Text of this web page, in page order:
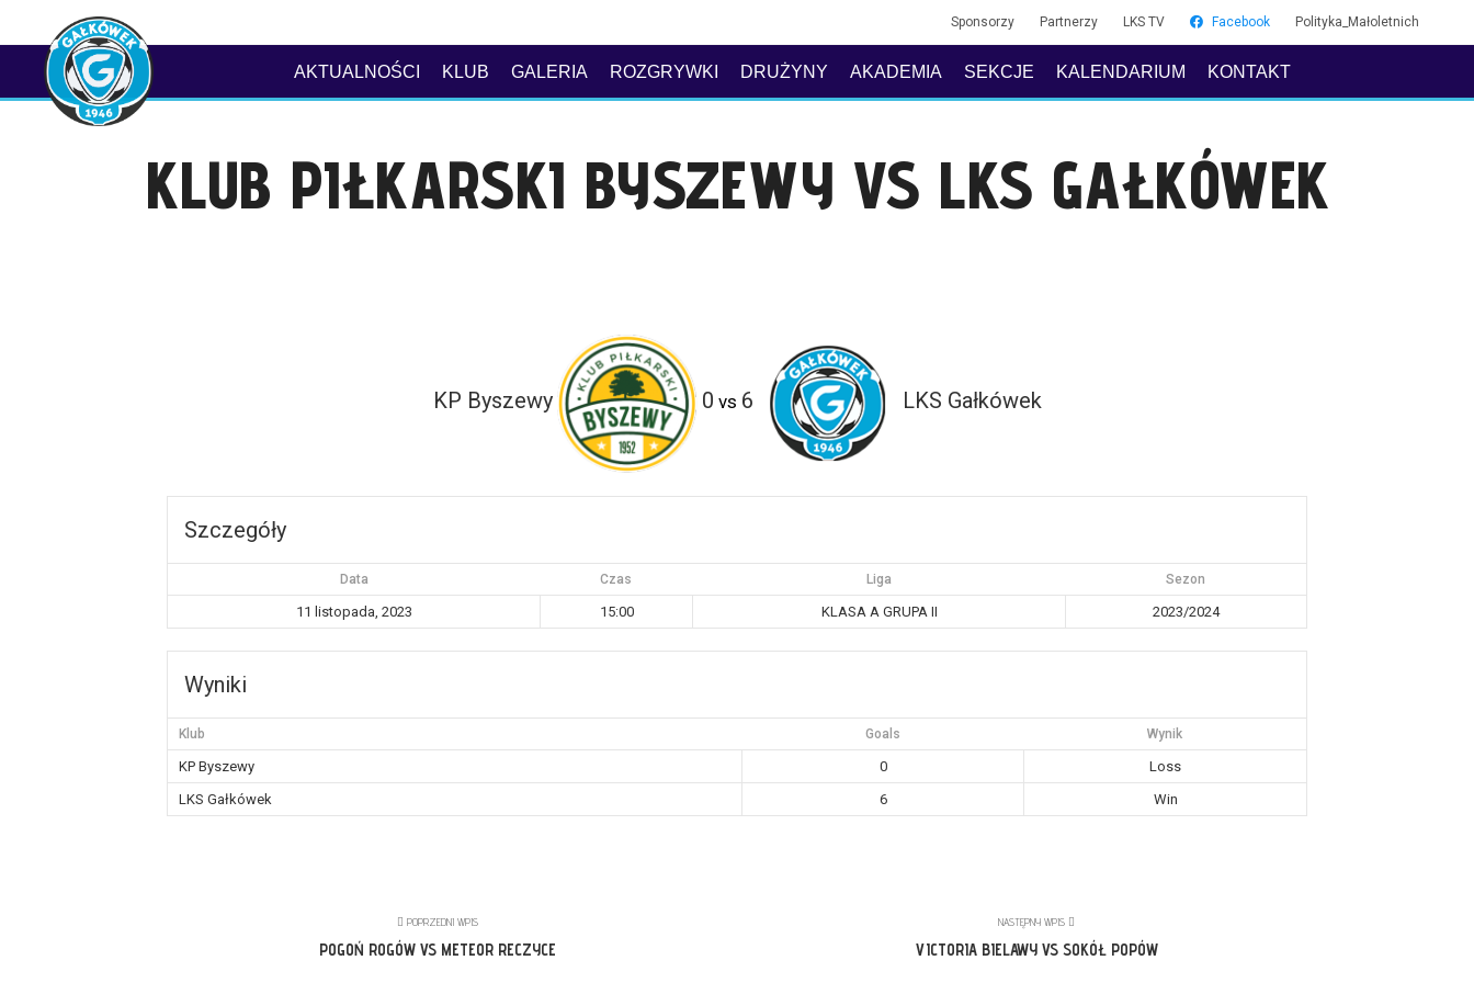
Sponsorzy Partnerzy LKS TV Facebook Polityka_Małoletnich
AKTUALNOŚCI KLUB GALERIA ROZGRYWKI DRUŻYNY AKADEMIA SEKCJE KALENDARIUM KONTAKT
KLUB PIŁKARSKI BYSZEWY VS LKS GAŁKÓWEK
KP Byszewy 0 vs 6 LKS Gałkówek
Szczegóły
Data Czas Liga Sezon
11 listopada, 2023 15:00 KLASA A GRUPA II 2023/2024
Wyniki
Klub Goals Wynik
KP Byszewy 0
Loss
LKS Gałkówek
6 Win
POPRZEDNI WPIS
POGOŃ ROGÓW VS METEOR RECZYCE
NASTĘPNY WPIS
VICTORIA BIELAWY VS SOKÓŁ POPÓW